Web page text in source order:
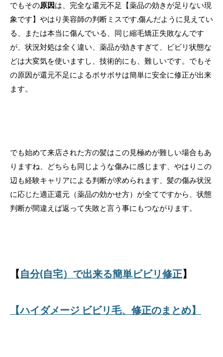
でもその原因は、完全な還元不足【薬品の効きが足りない現
象です】やはり美容師の判断ミスです,傷んだように見えてい
る、または本当に傷んでいる、同じ縮毛矯正失敗なんです
が、状況対処は全く違い、薬品が効きすぎて、ビビリ状態な
どは大変気を使いますし、技術的にも、難しいです。でもそ
の原因が還元不足によるボサボサは簡単に安全に修正が出来
ます。
でも始めて来店された方の髪はこの見極めが難しい場合もあ
りますね、どちらも同じような傷みに感じます、やはりこの
辺も経験キャリアによる判断が求められます、髪の傷み状況
に応じた適正還元（薬品の効かせ方）が全てですから、状態
判断が間違えば返って失敗と言う事にもつながります。
【自分(自宅）で出来る簡単ビビリ修正】
【ハイダメージ ビビリ毛、修正のまとめ】